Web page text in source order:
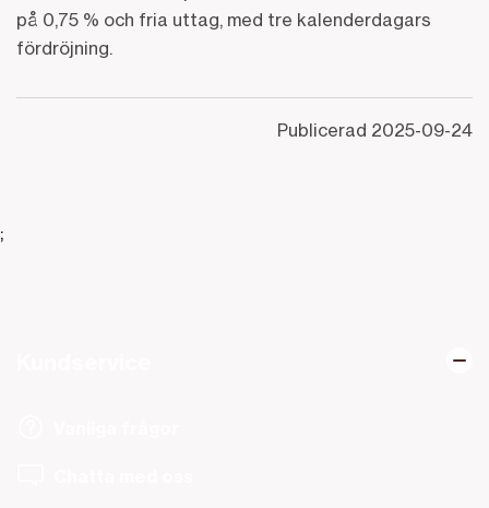
på 0,75 % och fria uttag, med tre kalenderdagars
fördröjning.
Publicerad 2025-09-24
;